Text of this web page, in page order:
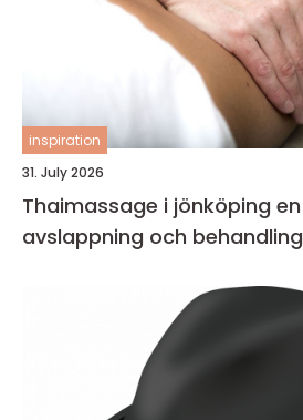
inspiration
31. July 2026
Thaimassage i jönköping en guide till
avslappning och behandling